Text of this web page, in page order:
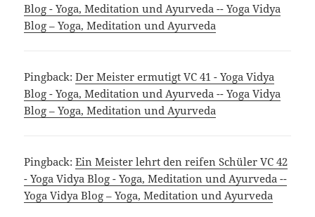
Blog - Yoga, Meditation und Ayurveda -- Yoga Vidya
Blog – Yoga, Meditation und Ayurveda
Pingback:Der Meister ermutigt VC 41 - Yoga Vidya
Blog - Yoga, Meditation und Ayurveda -- Yoga Vidya
Blog – Yoga, Meditation und Ayurveda
Pingback:Ein Meister lehrt den reifen Schüler VC 42
- Yoga Vidya Blog - Yoga, Meditation und Ayurveda --
Yoga Vidya Blog – Yoga, Meditation und Ayurveda